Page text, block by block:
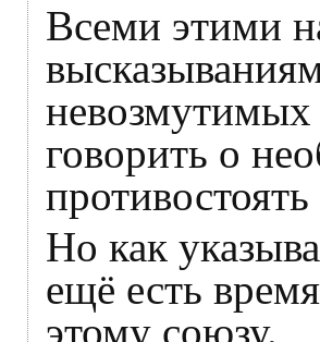
Всеми этими
невозмутимых
говорить о
Но как
ещё есть
этому союзу.